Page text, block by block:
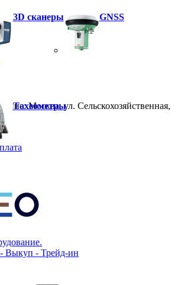
Москва, ул. Сельскохозяйственная,
Выкуп - Трейд-ин
3D сканеры GNSS
Тахеометры